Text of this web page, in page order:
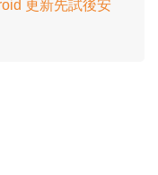
更新先試後安